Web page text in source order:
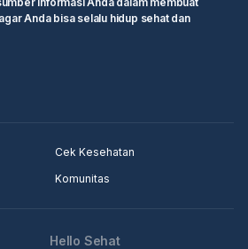
Anda bisa selalu hidup sehat dan
Cek Kesehatan
Komunitas
Hello Sehat